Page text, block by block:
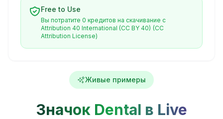
Free to Use
Вы потратите 0 кредитов на скачивание с
Attribution 40 International (CC BY 40) (CC
Attribution License)
Живые примеры
Значок Dental в Live